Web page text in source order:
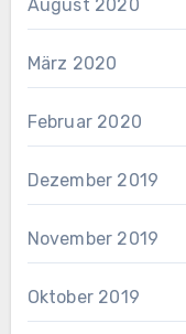
August 2020
März 2020
Februar 2020
Dezember 2019
November 2019
Oktober 2019